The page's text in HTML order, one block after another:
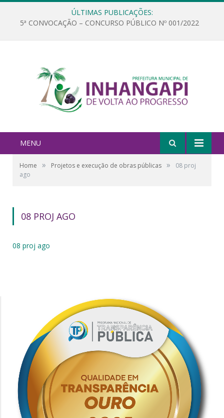
ÚLTIMAS PUBLICAÇÕES:
5ª CONVOCAÇÃO – CONCURSO PÚBLICO Nº 001/2022
MENU
Home » Projetos e execução de obras públicas »
08 proj
ago
08 PROJ AGO
08 proj ago